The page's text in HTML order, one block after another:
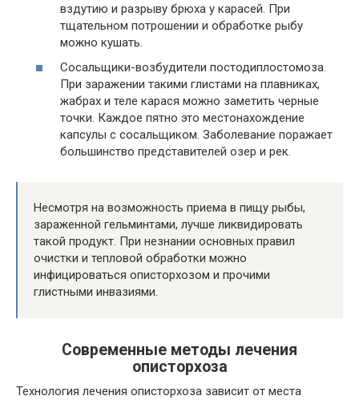
вздутию и разрыву брюха у карасей. При
тщательном потрошении и обработке рыбу
можно кушать.
Сосальщики-возбудители постодиплостомоза.
При заражении такими глистами на плавниках,
жабрах и теле карася можно заметить черные
точки. Каждое пятно это местонахождение
капсулы с сосальщиком. Заболевание поражает
большинство представителей озер и рек.
Несмотря на возможность приема в пищу рыбы,
зараженной гельминтами, лучше ликвидировать
такой продукт. При незнании основных правил
очистки и тепловой обработки можно
инфицироваться описторхозом и прочими
глистными инвазиями.
Современные методы лечения
описторхоза
Технология лечения описторхоза зависит от места